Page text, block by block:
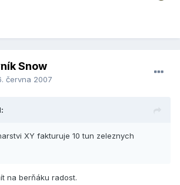
Snow
června 2007
XY fakturuje 10 tun zeleznych
na berňáku radost.